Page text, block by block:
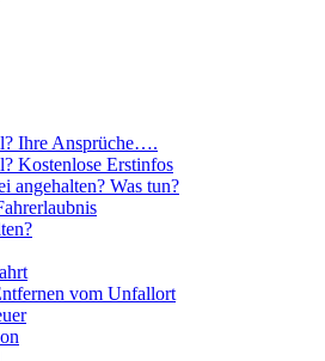
Ihre Ansprüche….
Kostenlose Erstinfos
angehalten? Was tun?
vom Unfallort